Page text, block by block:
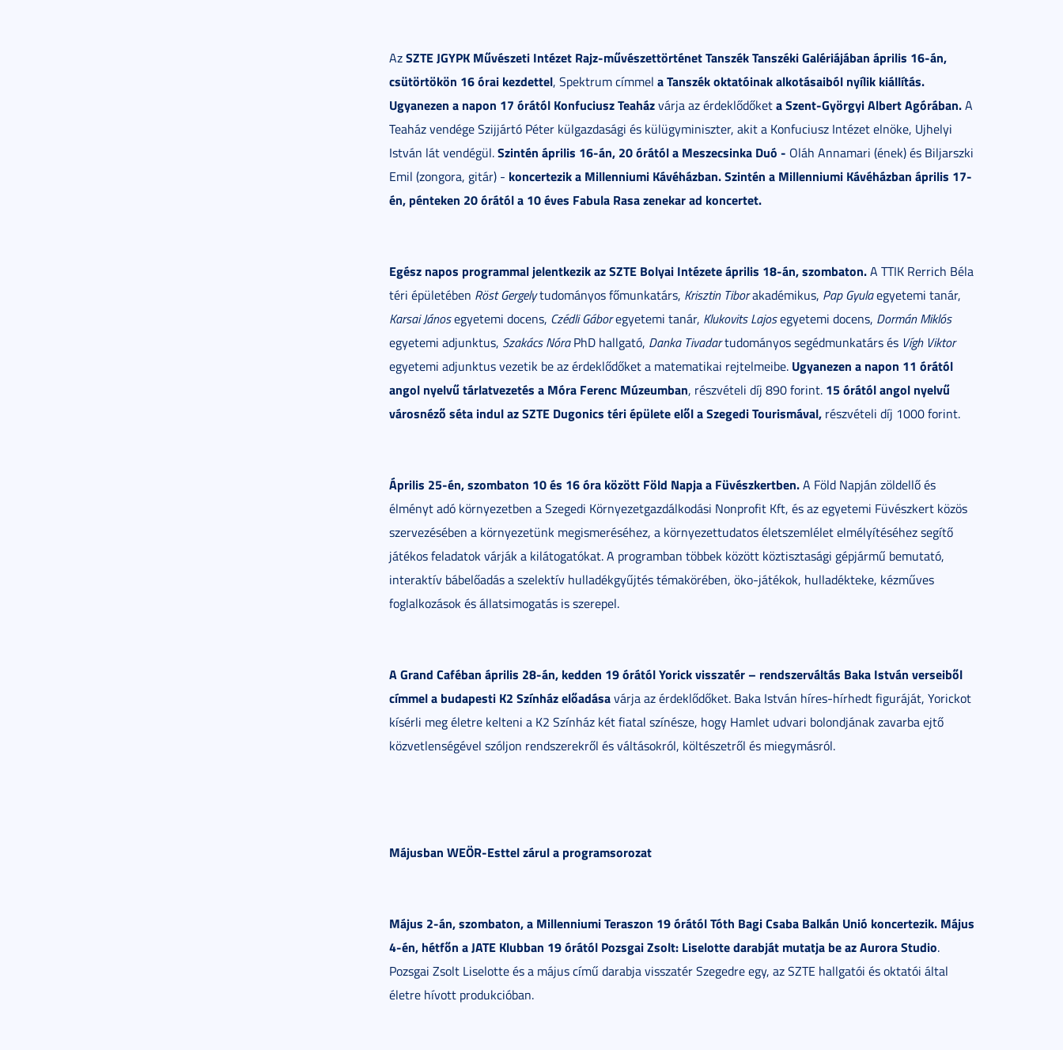
AzSZTE JGYPK Művészeti Intézet Rajz-művészettörténet Tanszék Tanszéki Galériájában április 16-án,
csütörtökön 16 órai kezdettel, Spektrum címmel a Tanszék oktatóinak alkotásaiból nyílik kiállítás.
Ugyanezen a napon 17 órától Konfuciusz Teaházvárja az érdeklődőketa Szent-Györgyi Albert Agórában.A
Teaház vendége Szijjártó Péter külgazdasági és külügyminiszter, akit a Konfuciusz Intézet elnöke, Ujhelyi
István lát vendégül.Szintén április 16-án, 20 órától a Meszecsinka Duó - Oláh Annamari (ének) és Biljarszki
Emil (zongora, gitár) - koncertezik a Millenniumi Kávéházban. Szintén a Millenniumi Kávéházban április 17-
én, pénteken 20 órától a 10 éves Fabula Rasa zenekar ad koncertet.
Egész napos programmal jelentkezik az SZTE Bolyai Intézete április 18-án, szombaton.A TTIK Rerrich Béla
téri épületében Röst Gergelytudományos főmunkatárs, Krisztin Tiborakadémikus, Pap Gyulaegyetemi tanár,
Karsai Jánosegyetemi docens, Czédli Gáboregyetemi tanár, Klukovits Lajosegyetemi docens, Dormán Miklós
egyetemi adjunktus, Szakács NóraPhD hallgató, Danka Tivadartudományos segédmunkatárs és Vígh Viktor
egyetemi adjunktus vezetik be az érdeklődőket a matematikai rejtelmeibe. Ugyanezen a napon 11 órától
angol nyelvű tárlatvezetés a Móra Ferenc Múzeumban, részvételi díj 890 forint. 15 órától angol nyelvű
városnéző séta indul az SZTE Dugonics téri épülete elől a Szegedi Tourismával, részvételi díj 1000 forint.
Április 25-én, szombaton 10 és 16 óra között Föld Napja a Füvészkertben.A Föld Napján zöldellő és
élményt adó környezetben a Szegedi Környezetgazdálkodási Nonprofit Kft, és az egyetemi Füvészkert közös
szervezésében a környezetünk megismeréséhez, a környezettudatos életszemlélet elmélyítéséhez segítő
játékos feladatok várják a kilátogatókat. A programban többek között köztisztasági gépjármű bemutató,
interaktív bábelőadás a szelektív hulladékgyűjtés témakörében, öko-játékok, hulladékteke, kézműves
foglalkozások és állatsimogatás is szerepel.
A Grand Caféban április 28-án, kedden 19 órától Yorick visszatér – rendszerváltás Baka István verseiből
címmel a budapesti K2 Színház előadásavárja az érdeklődőket. Baka István híres-hírhedt figuráját, Yorickot
kísérli meg életre kelteni a K2 Színház két fiatal színésze, hogy Hamlet udvari bolondjának zavarba ejtő
közvetlenségével szóljon rendszerekről és váltásokról, költészetről és miegymásról.
Májusban WEÖR-Esttel zárul a programsorozat
Május 2-án, szombaton, a Millenniumi Teraszon 19 órától Tóth Bagi Csaba Balkán Unió koncertezik. Május
4-én, hétfőn a JATE Klubban 19 órától Pozsgai Zsolt: Liselotte darabját mutatja be az Aurora Studio.
Pozsgai Zsolt Liselotte és a május című darabja visszatér Szegedre egy, az SZTE hallgatói és oktatói által
életre hívott produkcióban.